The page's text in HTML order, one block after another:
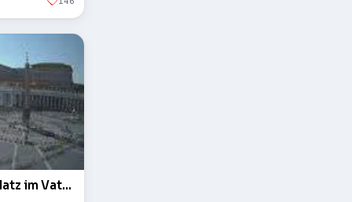
Der Obelisk auf dem Petersplatz im Vatikan